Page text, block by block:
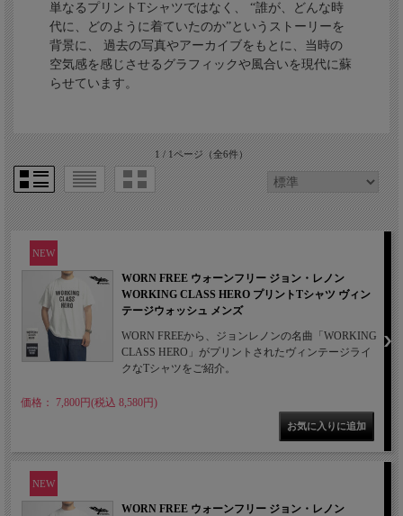
単なるプリントTシャツではなく、 “誰が、どんな時
代に、どのように着ていたのか”というストーリーを
背景に、 過去の写真やアーカイブをもとに、当時の
空気感を感じさせるグラフィックや風合いを現代に蘇
らせています。
1 / 1ページ（全6件）
NEW
WORN FREE ウォーンフリー ジョン・レノン
WORKING CLASS HERO プリントTシャツ ヴィン
テージウォッシュ メンズ
WORN FREEから、ジョンレノンの名曲「WORKING
CLASS HERO」がプリントされたヴィンテージライ
クなTシャツをご紹介。
価格： 7,800円(税込 8,580円)
NEW
WORN FREE ウォーンフリー ジョン・レノン